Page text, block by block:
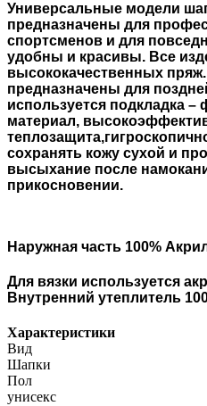
Универсальные модели
предназначены для
спортсменов и для
удобны и красивы. Все
высококачественных
предназначены для
используется подкладка
материал,
сохранять кожу сухой и
высыхание после
прикосновении.
Наружная часть 100%
Для вязки используется
Внутренний утеплитель
Характеристики
Вид
Шапки
Пол
унисекс